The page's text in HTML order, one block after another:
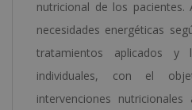
nutricional de los pacientes.
necesidades energéticas
tratamientos aplicados y
individuales, con el
intervenciones